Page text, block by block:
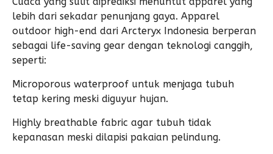
lebih dari sekadar penunjang gaya. Apparel
outdoor high-end dari Arcteryx Indonesia berperan
sebagai life-saving gear dengan teknologi canggih,
seperti:
Microporous waterproof untuk menjaga tubuh
tetap kering meski diguyur hujan.
Highly breathable fabric agar tubuh tidak
kepanasan meski dilapisi pakaian pelindung.